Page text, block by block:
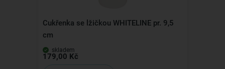
Cukřenka se lžičkou WHITELINE pr. 9,5
cm
skladem
179,00 Kč